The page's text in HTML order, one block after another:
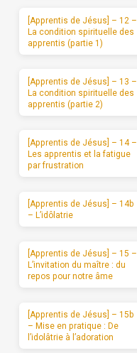
[Apprentis de Jésus] – 12 –
La condition spirituelle des
apprentis (partie 1)
[Apprentis de Jésus] – 13 –
La condition spirituelle des
apprentis (partie 2)
[Apprentis de Jésus] – 14 –
Les apprentis et la fatigue
par frustration
[Apprentis de Jésus] – 14b
– L’idôlatrie
[Apprentis de Jésus] – 15 –
L’invitation du maître : du
repos pour notre âme
[Apprentis de Jésus] – 15b
– Mise en pratique : De
l’idolâtrie à l’adoration